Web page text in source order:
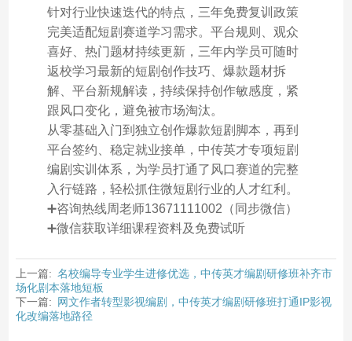
针对行业快速迭代的特点，三年免费复训政策
完美适配短剧赛道学习需求。平台规则、观众
喜好、热门题材持续更新，三年内学员可随时
返校学习最新的短剧创作技巧、爆款题材拆
解、平台新规解读，持续保持创作敏感度，紧
跟风口变化，避免被市场淘汰。
从零基础入门到独立创作爆款短剧脚本，再到
平台签约、稳定就业接单，中传英才专项短剧
编剧实训体系，为学员打通了风口赛道的完整
入行链路，轻松抓住微短剧行业的人才红利。
➕咨询热线周老师13671111002（同步微信）
➕微信获取详细课程资料及免费试听
上一篇: 名校编导专业学生进修优选，中传英才编剧研修班补齐市
场化剧本落地短板
下一篇: 网文作者转型影视编剧，中传英才编剧研修班打通IP影视
化改编落地路径